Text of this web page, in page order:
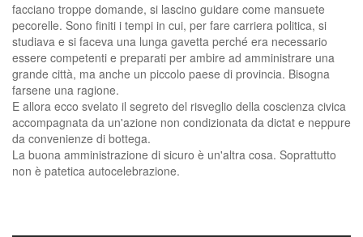
facciano troppe domande, si lascino guidare come mansuete
pecorelle. Sono finiti i tempi in cui, per fare carriera politica, si
studiava e si faceva una lunga gavetta perché era necessario
essere competenti e preparati per ambire ad amministrare una
grande città, ma anche un piccolo paese di provincia. Bisogna
farsene una ragione.
E allora ecco svelato il segreto del risveglio della coscienza civica
accompagnata da un'azione non condizionata da dictat e neppure
da convenienze di bottega.
La buona amministrazione di sicuro è un'altra cosa. Soprattutto
non è patetica autocelebrazione.